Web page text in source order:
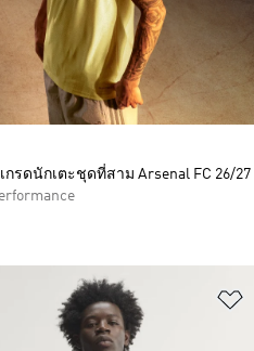
กรดนักเตะชุดที่สาม Arsenal FC 26/27